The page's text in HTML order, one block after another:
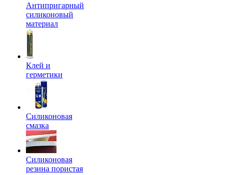
Антипригарный
силиконовый
материал
Клей и
герметики
Силиконовая
смазка
Силиконовая
резина пористая